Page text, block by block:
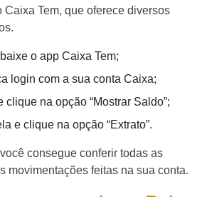
Tem, que oferece diversos
o app Caixa Tem;
login com a sua conta Caixa;
clique na opção “Mostrar Saldo”;
e clique na opção “Extrato”.
consegue conferir todas as
movimentações feitas na sua conta.